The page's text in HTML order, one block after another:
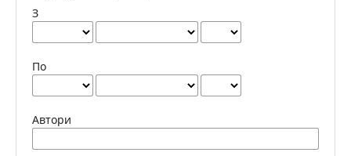
З
По
Автори